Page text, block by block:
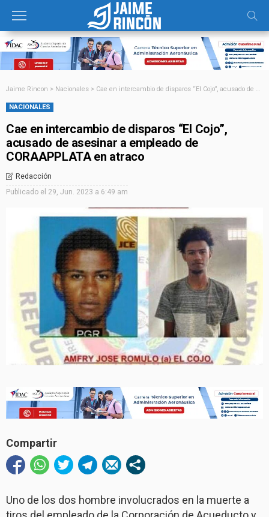
Jaime Rincon > Nacionales > Cae en intercambio de disparos “El Cojo”, acusado de asesinar a empleado de CORAAPPLATA en atraco
NACIONALES
Cae en intercambio de disparos “El Cojo”,
acusado de asesinar a empleado de
CORAAPPLATA en atraco
Redacción
Publicado el 29, Jun. 2023 a 6:49 am
Compartir
Uno de los dos hombre involucrados en la muerte a